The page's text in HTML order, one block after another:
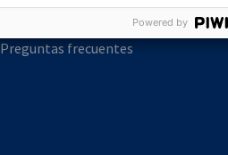
Preguntas frecuentes
Powered by